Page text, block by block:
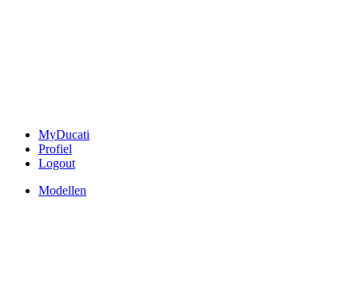
MyDucati
Profiel
Logout
Modellen